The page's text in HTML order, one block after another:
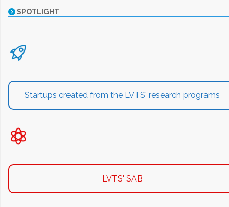
SPOTLIGHT
Startups created from the LVTS' research programs
LVTS' SAB